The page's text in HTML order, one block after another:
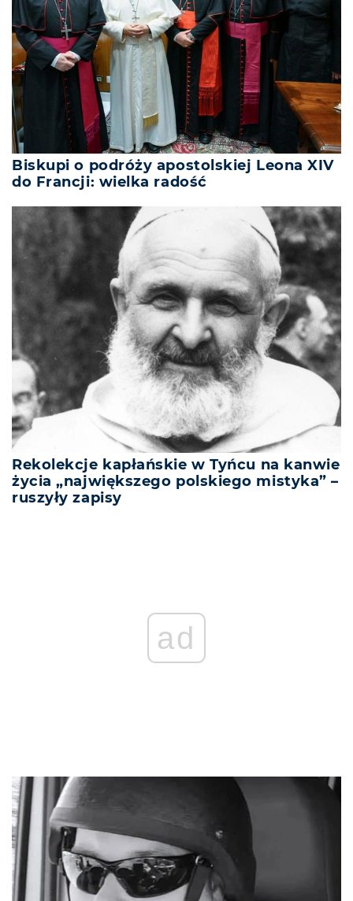
Biskupi o podróży apostolskiej Leona XIV
do Francji: wielka radość
Rekolekcje kapłańskie w Tyńcu na kanwie
życia „największego polskiego mistyka” –
ruszyły zapisy
ad